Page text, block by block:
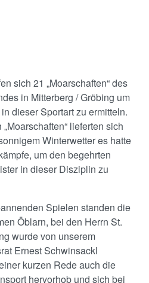
sich 21 „Moarschaften“ des
in Mitterberg / Gröbing um
dieser Sportart zu ermitteln.
lieferten sich
Winterwetter es hatte
um den begehrten
in dieser Disziplin zu
Spielen standen die
Öblarn, bei den Herrn St.
wurde von unserem
Ernest Schwinsackl
kurzen Rede auch die
hervorhob und sich bei